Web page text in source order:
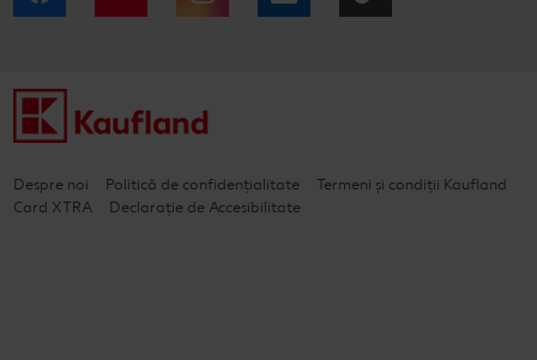
Despre noi Politică de confidențialitate
Termeni și condiții Kaufland
Card XTRA
Declarație de Accesibilitate